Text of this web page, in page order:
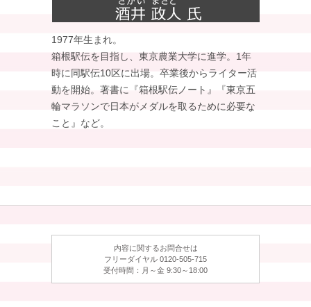
開幕延期も気持ちは前向き
(2020年4月6日)
記者会見で流した涙
松田瑞生はもっと強くなる
(2020年4月20日)
神事としての大相撲に
思いを致した無観客場所
53歳のチャレンジに世界が注目
(2020年6月22日)
1977年生まれ。
箱根駅伝を目指し、東京農業大学に進学。1年
時に同駅伝10区に出場。卒業後からライター活
動を開始。著書に『箱根駅伝ノート』『東京五
輪マラソンで日本がメダルを取るために必要な
こと』など。
内容に関するお問合せは
フリーダイヤル 0120-505-715
受付時間：月～金 9:30～18:00